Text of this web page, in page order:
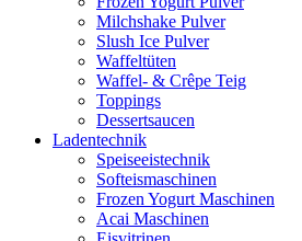
Milchshake Pulver
Slush Ice Pulver
Waffeltüten
Waffel- & Crêpe Teig
Toppings
Dessertsaucen
Ladentechnik
Speiseeistechnik
Softeismaschinen
Frozen Yogurt Maschinen
Acai Maschinen